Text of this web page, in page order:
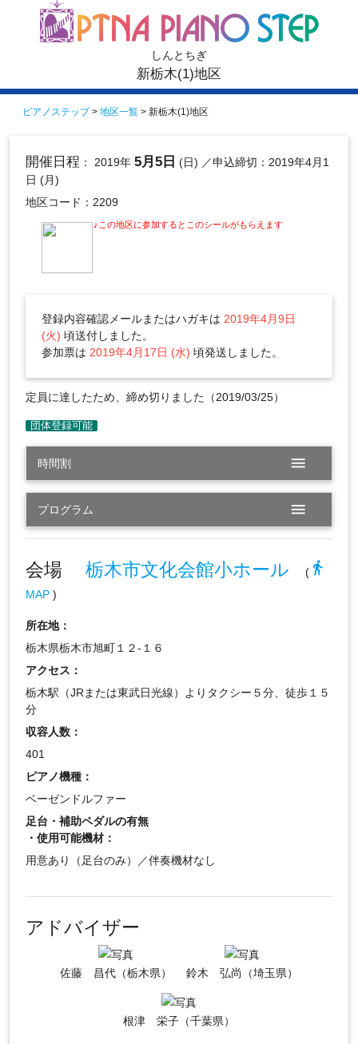
しんとちぎ
新栃木(1)地区
ピアノステップ> 地区一覧 > 新栃木(1)地区
開催日程 ： 2019年 5月5日 (日) ／申込締切：2019年4月1
日 (月)
地区コード：2209
♪この地区に参加するとこのシールがもらえます
登録内容確認メールまたはハガキは 2019年4月9日
(火) 頃送付しました。
参加票は 2019年4月17日 (水) 頃発送しました。
定員に達したため、締め切りました（2019/03/25）
時間割 menu
プログラム menu
会場 栃木市文化会館小ホール (directions_walk
MAP)
所在地：
栃木県栃木市旭町１２-１６
アクセス：
栃木駅（JRまたは東武日光線）よりタクシー５分、徒歩１５
分
収容人数：
401
ピアノ機種：
ベーゼンドルファー
足台・補助ペダルの有無
・使用可能機材：
用意あり（足台のみ）／伴奏機材なし
アドバイザー
佐藤 昌代（栃木県） 鈴木 弘尚（埼玉県）
根津 栄子（千葉県）